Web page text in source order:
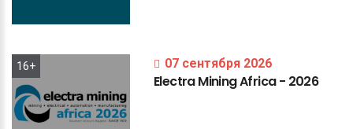
16+ 07 сентября 2026
ElectraMiningAfrica- 2026